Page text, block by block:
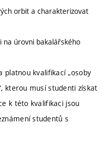
orbit a charakterizovat
na úrovni bakalářského
platnou kvalifikací „osoby
kterou musí studenti získat
k této kvalifikaci jsou
studentů s